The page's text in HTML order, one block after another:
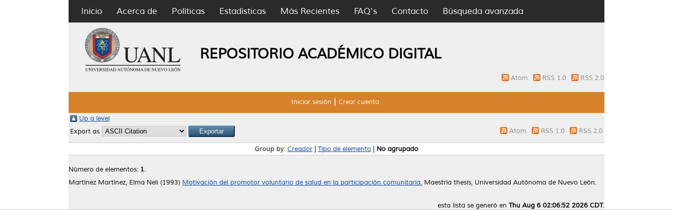
Inicio Acerca de Políticas Estadísticas Más Recientes FAQ's Contacto Búsqueda avanzada
REPOSITORIO ACADÉMICO DIGITAL
Atom RSS 1.0 RSS 2.0
Iniciar sesión Crear cuenta
Up a level
Export as
Atom RSS 1.0 RSS 2.0
Group by: Creador Tipo de elemento No agrupado
Número de elementos: 1.
Martínez Martínez, Elma Neli (1993) Motivación del promotor voluntario de salud en la participación comunitaria. Maestría thesis, Universidad Autónoma de Nuevo León.
esta lista se generó en Thu Aug 6 02:06:52 2026 CDT.